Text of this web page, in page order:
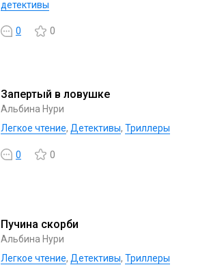
детективы
0 0
Запертый в ловушке
Альбина Нури
Легкое чтение, Детективы, Триллеры
0 0
Пучина скорби
Альбина Нури
Легкое чтение, Детективы, Триллеры